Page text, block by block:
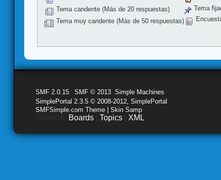
Tema candente (Más de 20 respuestas)
Tema muy candente (Más de 50 respuestas)
Tema
SMF 2.0.15 SMF © 2013 Simple Machines
SimplePortal 2.3.5 © 2008-2012, SimplePortal
SMFSimple.com Theme | Skin Samp
Boards Topics XML